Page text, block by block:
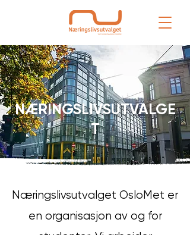
NÆRINGSLIVSUTVALGE
T
Næringslivsutvalget OsloMet er
en organisasjon av og for